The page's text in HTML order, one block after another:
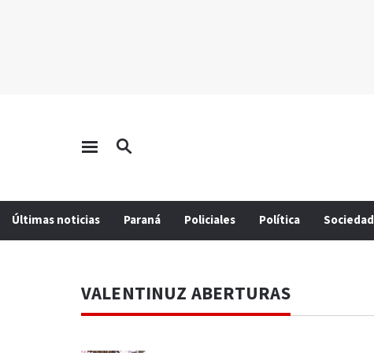
Últimas noticias Paraná Policiales Política Sociedad
VALENTINUZ ABERTURAS